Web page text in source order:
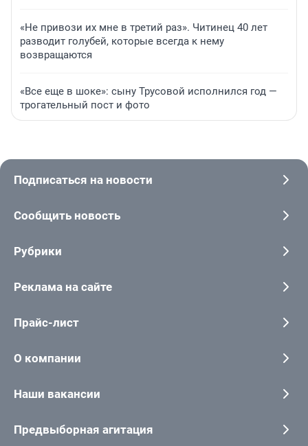
«Не привози их мне в третий раз». Читинец 40 лет
разводит голубей, которые всегда к нему
возвращаются
«Все еще в шоке»: сыну Трусовой исполнился год —
трогательный пост и фото
Подписаться на новости
Сообщить новость
Рубрики
Реклама на сайте
Прайс-лист
О компании
Наши вакансии
Предвыборная агитация